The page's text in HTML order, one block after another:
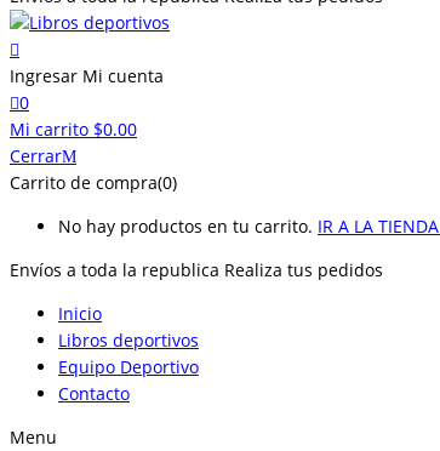
Ingresar Mi cuenta
0
Mi carrito $0.00
Cerrar
Carrito de compra(0)
No hay productos en tu carrito. IR A LA TIENDA
Envíos a toda la republica Realiza tus pedidos
Inicio
Libros deportivos
Equipo Deportivo
Contacto
Menu